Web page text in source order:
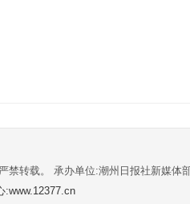
禁转载。 承办单位:潮州日报社新媒体
:www.12377.cn